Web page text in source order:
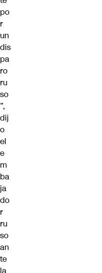
po
r
un
dis
pa
ro
ru
so
”,
dij
o
el
e
m
ba
ja
do
r
ru
so
an
te
la